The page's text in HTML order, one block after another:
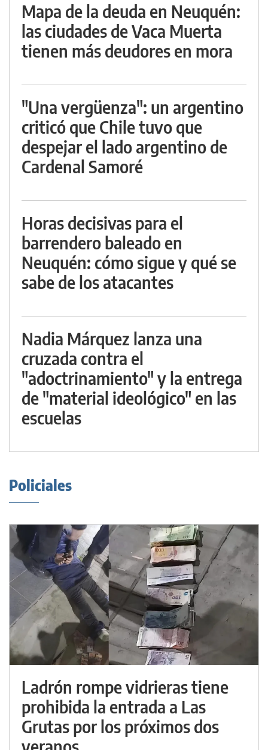
Mapa de la deuda en Neuquén:
las ciudades de Vaca Muerta
tienen más deudores en mora
"Una vergüenza": un argentino
criticó que Chile tuvo que
despejar el lado argentino de
Cardenal Samoré
Horas decisivas para el
barrendero baleado en
Neuquén: cómo sigue y qué se
sabe de los atacantes
Nadia Márquez lanza una
cruzada contra el
"adoctrinamiento" y la entrega
de "material ideológico" en las
escuelas
Policiales
Ladrón rompe vidrieras tiene
prohibida la entrada a Las
Grutas por los próximos dos